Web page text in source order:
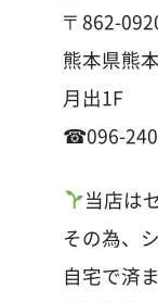
〒862-
熊本県熊
月出1F
☎︎096-
当店は
その為、
自宅で済